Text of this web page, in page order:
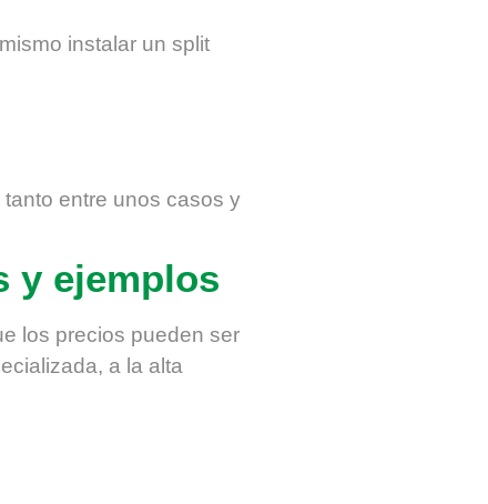
instalar un split
entre unos casos y
y ejemplos
los precios pueden ser
a la alta